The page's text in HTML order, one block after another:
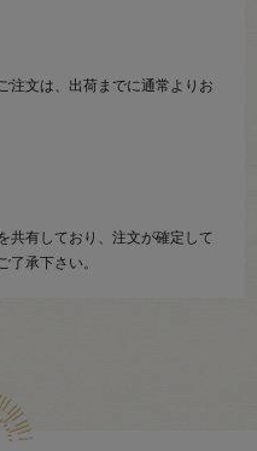
注文は、出荷までに通常よりお
共有しており、注文が確定して
了承下さい。